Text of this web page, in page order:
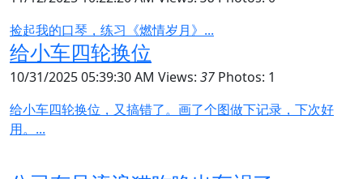
捡起我的口琴，练习《燃情岁月》...
给小车四轮换位
10/31/2025 05:39:30 AM Views: 37 Photos: 1
给小车四轮换位，又搞错了。画了个图做下记录，下次好
用。...